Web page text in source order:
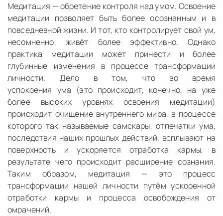
Медитация — обретение контроля над умом. Освоение
медитации позволяет быть более осознанным и в
повседневной жизни. И тот, кто контролирует свой ум,
несомненно, живёт более эффективно. Однако
практика медитации может принести и более
глубинные изменения в процессе трансформации
личности. Дело в том, что во время
успокоения ума (это происходит, конечно, на уже
более высоких уровнях освоения медитации)
происходит очищение внутреннего мира, в процессе
которого так называемые самскары, отпечатки ума,
последствия наших прошлых действий, всплывают на
поверхность и ускоряется отработка кармы, в
результате чего происходит расширение сознания.
Таким образом, медитация — это процесс
трансформации нашей личности путём ускоренной
отработки кармы и процесса освобождения от
омрачений.